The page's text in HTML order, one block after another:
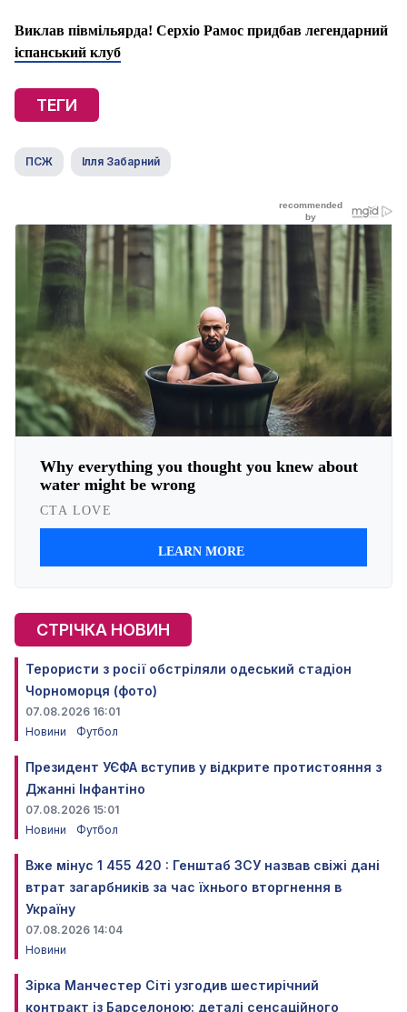
Виклав півмільярда! Серхіо Рамос придбав легендарний
іспанський клуб
ТЕГИ
ПСЖ Ілля Забарний
СТРІЧКА НОВИН
Терористи з росії обстріляли одеський стадіон
Чорноморця (фото)
07.08.2026 16:01
Новини
Футбол
Президент УЄФА вступив у відкрите протистояння з
Джанні Інфантіно
07.08.2026 15:01
Новини
Футбол
Вже мінус 1 455 420 : Генштаб ЗСУ назвав свіжі дані
втрат загарбників за час їхнього вторгнення в
Україну
07.08.2026 14:04
Новини
Зірка Манчестер Сіті узгодив шестирічний
контракт із Барселоною: деталі сенсаційного